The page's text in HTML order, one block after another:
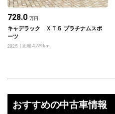
728.0 万円
キャデラック ＸＴ５ プラチナムスポ
ーツ
2025 距離 4,729km
おすすめの中古車情報